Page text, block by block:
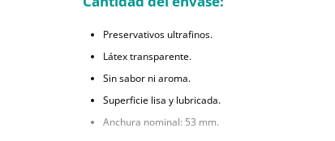
Preservativos ultrafinos.
Látex transparente.
Sin sabor ni aroma.
Superficie lisa y lubricada.
Anchura nominal: 53 mm.